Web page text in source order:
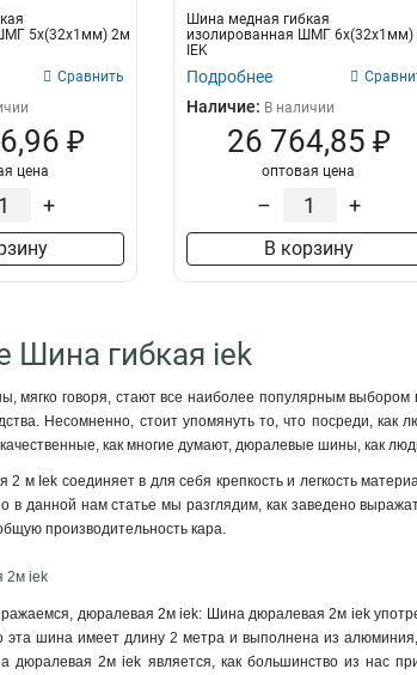
5х(32х1мм) 2м
Сравнить
₽
цена
+
Шина медная гибкая
изолированная ШМГ 6х(32х1мм)
IEK
Подробнее
Наличие: В наличии
26 764,85 ₽
оптовая цена
– +
В корзину
Шина гибкая iek
мягко говоря, стают все наиболее популярным выбором
Несомненно, стоит упомянуть то, что посреди,
как многие думают, дюралевые шины, как
м Iek соединяет в для себя крепкость и легкость
в данной нам статье мы разглядим, как заведено
производительность кара.
2м iek
дюралевая 2м iek: Шина дюралевая 2м iek
эта шина имеет длину 2 метра и выполнена из алюминия,
дюралевая 2м iek является, как большинство из нас